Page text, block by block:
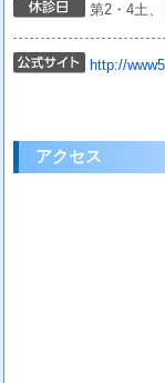
第2・4土
http://
アクセス